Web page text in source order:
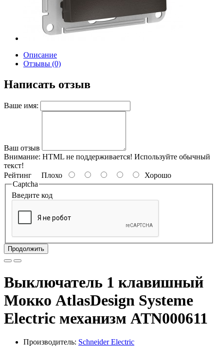
Описание
Отзывы (0)
Написать отзыв
Ваше имя:
Ваш отзыв
Внимание: HTML не поддерживается! Используйте обычный
текст!
Рейтинг Плохо
Хорошо
Captcha
Введите код
Продолжить
Выключатель 1 клавишный
Мокко AtlasDesign Systeme
Electric механизм ATN000611
Производитель: Schneider Electric